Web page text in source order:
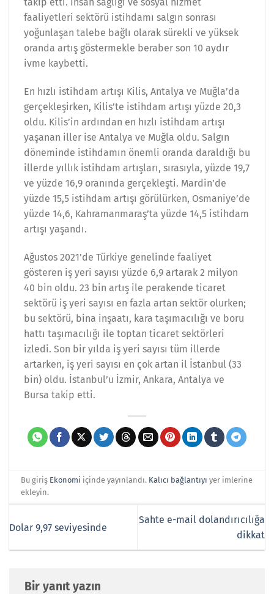
faaliyetleri sektörü istihdamı salgın sonrası
yoğunlaşan talebe bağlı olarak sürekli ve yüksek
oranda artış göstermekle beraber son 10 aydır
ivme kaybetti.
En hızlı istihdam artışı Kilis, Antalya ve Muğla’da
gerçekleşirken, Kilis’te istihdam artışı yüzde 20,3
oldu. Kilis’in ardından en hızlı istihdam artışı
yaşanan iller ise Antalya ve Muğla oldu. Salgın
döneminde istihdamın önemli oranda daraldığı bu
illerde yıllık istihdam artışları, sırasıyla, yüzde 19,7
ve yüzde 16,9 oranında gerçekleşti. Mardin’de
yüzde 15,5 istihdam artışı görülürken, Osmaniye’de
yüzde 14,6, Kahramanmaraş’ta yüzde 14,5 istihdam
artışı yaşandı.
Ağustos 2021’de Türkiye genelinde faaliyet
gösteren iş yeri sayısı yüzde 6,9 artarak 2 milyon
40 bin oldu. 23 bin artış ile perakende ticaret
sektörü iş yeri sayısı en fazla artan sektör olurken;
bu sektörü, bina inşaatı, kara taşımacılığı ve boru
hattı taşımacılığı ile toptan ticaret sektörleri
izledi. Son bir yılda iş yeri sayısı tüm illerde
artarken, iş yeri sayısı en çok artan il İstanbul (33
bin) oldu. İstanbul’u İzmir, Ankara, Antalya ve
Bursa takip etti.
Bu giriş Ekonomi içinde yayınlandı. Kalıcı bağlantıyı yer imlerine
ekleyin.
Dolar 9,97 seviyesinde
Sahte e-mail dolandırıcılığa
dikkat
Bir yanıt yazın